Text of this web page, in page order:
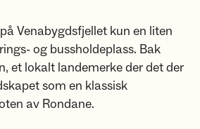
Venabygdsfjellet kun en liten
og bussholdeplass. Bak
et lokalt landemerke der det der
som en klassisk
av Rondane.